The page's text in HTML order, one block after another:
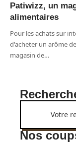
Patiwizz, un
alimentaires
Pour les achats sur
d'acheter un arôme
magasin de…
Nos